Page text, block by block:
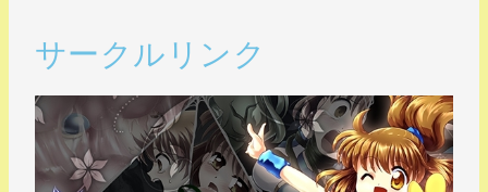
サークルリンク